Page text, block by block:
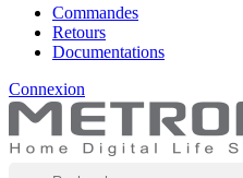
Commandes
Retours
Documentations
Connexion